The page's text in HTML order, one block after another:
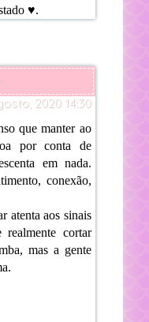
♥.
2020 14:30
que manter ao
por conta de
em nada.
conexão,
atenta aos sinais
cortar
mas a gente